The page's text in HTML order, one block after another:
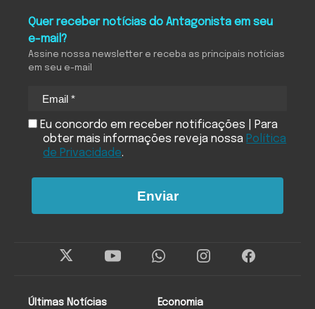
Últimas Notícias Economia
Quer receber notícias do Antagonista em seu
e-mail?
Assine nossa newsletter e receba as principais notícias
em seu e-mail
Eu concordo em receber notificações | Para
obter mais informações reveja nossa Política
de Privacidade.
Enviar